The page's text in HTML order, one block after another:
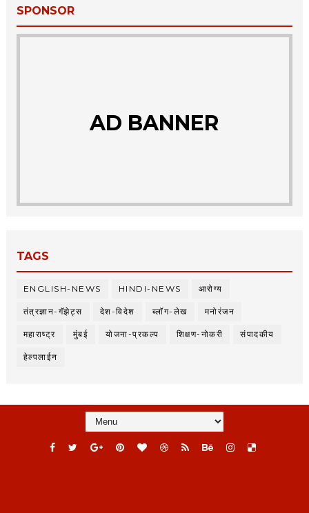
SPONSOR
AD BANNER
TAGS
ENGLISH-NEWS HINDI-NEWS आरोग्य
तंत्रज्ञान-गॅझेट्स देश-विदेश ब्लॉग-लेख मनोरंजन
महाराष्ट्र मुंबई योजना-प्रकल्प शिक्षण-नोकरी संपादकीय
हेल्पलाईन